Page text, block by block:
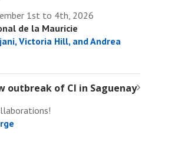
1st to 4th, 2026
de la Mauricie
Victoria Hill, and Andrea
outbreak of CI in Saguenay